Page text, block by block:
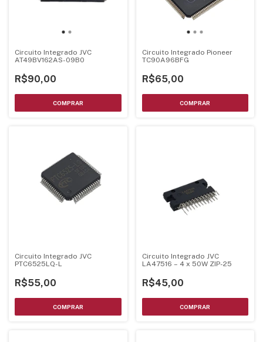
Circuito Integrado JVC
AT49BV162AS-09B0
R$90,00
Circuito Integrado Pioneer
TC90A96BFG
R$65,00
Circuito Integrado JVC
PTC6525LQ-L
R$55,00
Circuito Integrado JVC
LA47516 – 4 x 50W ZIP-25
R$45,00